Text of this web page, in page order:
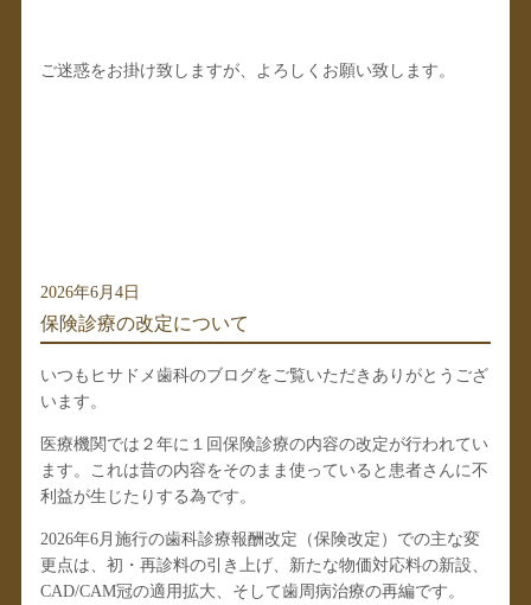
ご迷惑をお掛け致しますが、よろしくお願い致します。
2026年6月4日
保険診療の改定について
いつもヒサドメ歯科のブログをご覧いただきありがとうござ
います。
医療機関では２年に１回保険診療の内容の改定が行われてい
ます。これは昔の内容をそのまま使っていると患者さんに不
利益が生じたりする為です。
2026年6月施行の歯科診療報酬改定（保険改定） での主な変
更点は、初・再診料の引き上げ、新たな物価対応料の新設、
CAD/CAM冠の適用拡大、そして歯周病治療の再編です。